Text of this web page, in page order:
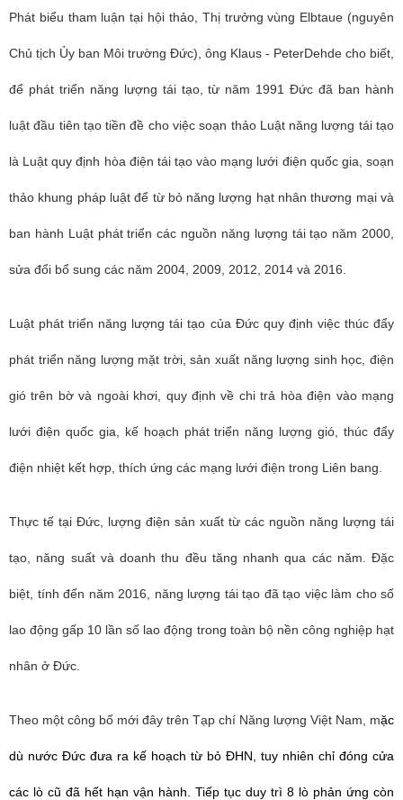
Phát biểu tham luận tại hội thảo, Thị trưởng vùng Elbtaue (nguyên
Chủ tịch Ủy ban Môi trường Đức), ông Klaus - PeterDehde cho biết,
để phát triển năng lượng tái tạo, từ năm 1991 Đức đã ban hành
luật đầu tiên tạo tiền đề cho việc soạn thảo Luật năng lượng tái tạo
là Luật quy định hòa điện tái tạo vào mạng lưới điện quốc gia, soạn
thảo khung pháp luật để từ bỏ năng lượng hạt nhân thương mại và
ban hành Luật phát triển các nguồn năng lượng tái tạo năm 2000,
sửa đổi bổ sung các năm 2004, 2009, 2012, 2014 và 2016.
Luật phát triển năng lượng tái tạo của Đức quy định việc thúc đẩy
phát triển năng lượng mặt trời, sản xuất năng lượng sinh học, điện
gió trên bờ và ngoài khơi, quy định về chi trả hòa điện vào mạng
lưới điện quốc gia, kế hoạch phát triển năng lượng gió, thúc đẩy
điện nhiệt kết hợp, thích ứng các mạng lưới điện trong Liên bang.
Thực tế tại Đức, lượng điện sản xuất từ các nguồn năng lượng tái
tạo, năng suất và doanh thu đều tăng nhanh qua các năm. Đặc
biệt, tính đến năm 2016, năng lượng tái tạo đã tạo việc làm cho số
lao động gấp 10 lần số lao động trong toàn bộ nền công nghiệp hạt
nhân ở Đức.
Theo một công bố mới đây trên Tạp chí Năng lượng Việt Nam, mặc
dù nước Đức đưa ra kế hoạch từ bỏ ĐHN, tuy nhiên chỉ đóng cửa
các lò cũ đã hết hạn vận hành. Tiếp tục duy trì 8 lò phản ứng còn